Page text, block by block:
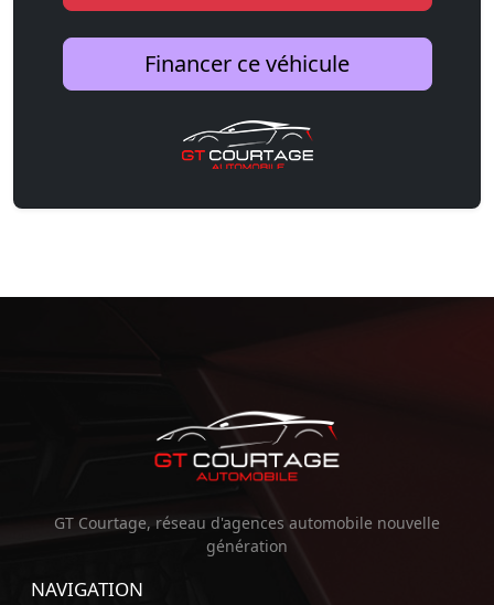
Financer ce véhicule
GT Courtage, réseau d'agences automobile nouvelle
génération
NAVIGATION